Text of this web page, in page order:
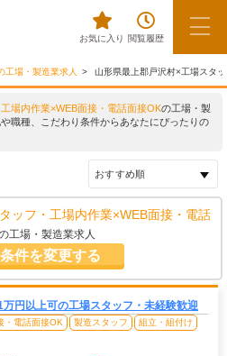
お気に入り 閲覧履歴
工場・製造業求人 山形県最上郡戸沢村×工場スタ
場内作業×WEB面接・電話面接OKの工場・製
職種、こだわり条件からあなたにぴったりの
ッフ・工場内作業×WEB面接・電話
工場・製造業求人
件を変更する
円以上可の工場スタッフ・未経験歓迎
・電話面接OK 製造スタッフ 組立・組付け